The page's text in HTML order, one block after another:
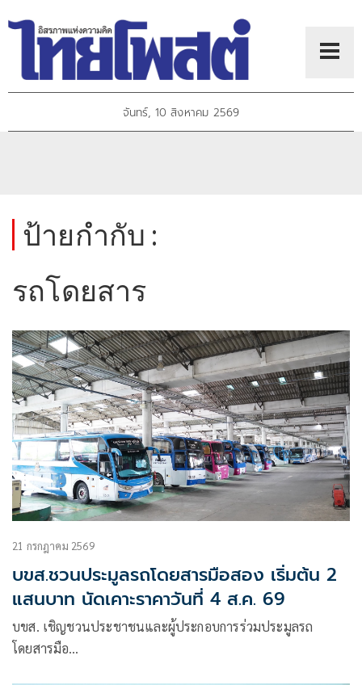
จันทร์, 10 สิงหาคม 2569
ป้ายกำกับ :
รถโดยสาร
21 กรกฎาคม 2569
บขส.ชวนประมูลรถโดยสารมือสอง เริ่มต้น 2
แสนบาท นัดเคาะราคาวันที่ 4 ส.ค. 69
บขส. เชิญชวนประชาชนและผู้ประกอบการร่วมประมูลรถ
โดยสารมือ…